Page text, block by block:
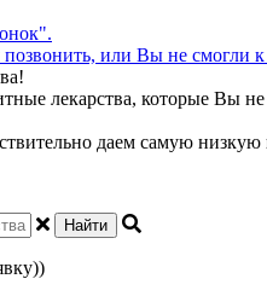
или Вы не смогли
лекарства, которые Вы
даем самую
Найти